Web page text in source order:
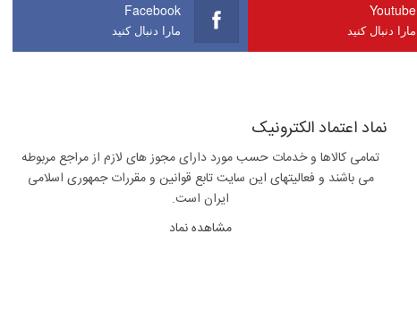
Youtube
مارا دنبال کنید
Facebook
مارا دنبال کنید
نماد اعتماد الکترونیک
تمامی کالاها و خدمات حسب مورد دارای مجوز های لازم از مراجع مربوطه
می باشند و فعالیتهای این سایت تابع قوانین و مقررات جمهوری اسلامی
ایران است.
مشاهده نماد